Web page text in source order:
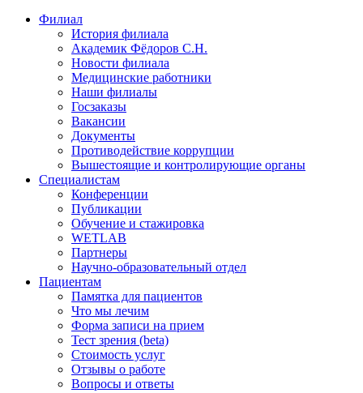
Филиал
История филиала
Академик Фёдоров С.Н.
Новости филиала
Медицинские работники
Наши филиалы
Госзаказы
Вакансии
Документы
Противодействие коррупции
Вышестоящие и контролирующие органы
Специалистам
Конференции
Публикации
Обучение и стажировка
WETLAB
Партнеры
Научно-образовательный отдел
Пациентам
Памятка для пациентов
Что мы лечим
Форма записи на прием
Тест зрения (beta)
Стоимость услуг
Отзывы о работе
Вопросы и ответы